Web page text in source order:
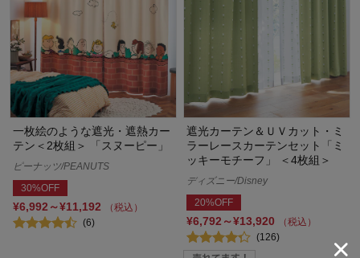
一枚絵のような遮光・遮熱カー
テン＜2枚組＞ 「スヌーピー」
ピーナッツ/PEANUTS
30%OFF
¥6,992～¥11,192
（税込）
(6)
遮光カーテン＆ＵＶカット・ミ
ラーレースカーテンセット「ミ
ッキーモチーフ」 ＜4枚組＞
ディズニー/Disney
20%OFF
¥6,792～¥13,920
（税込）
(126)